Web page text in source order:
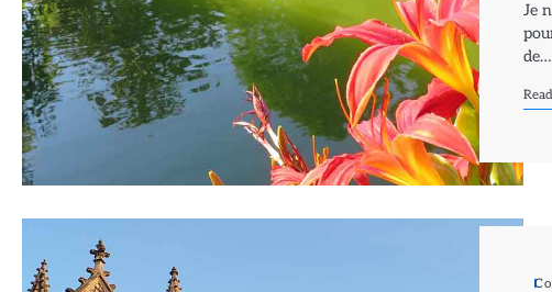
Je
de…